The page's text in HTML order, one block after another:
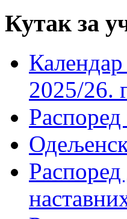
Кутак за
2025/26.
Распоред